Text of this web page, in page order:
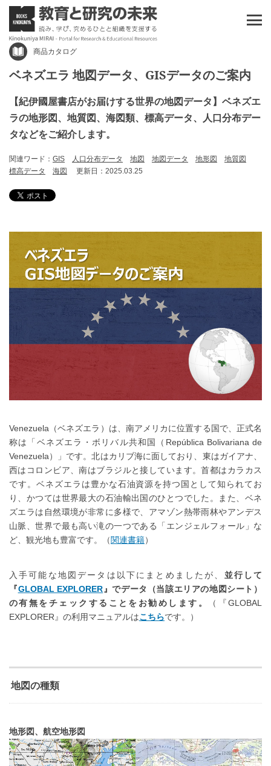
商品カタログ
ベネズエラ 地図データ、GISデータのご案内
【紀伊國屋書店がお届けする世界の地図データ】ベネズエ
ラの地形図、地質図、海図類、標高データ、人口分布デー
タなどをご紹介します。
関連ワード： GIS 人口分布データ 地図 地図データ 地形図
地質図
標高データ
海図 更新日：2025.03.25
Venezuela（ベネズエラ）は、南アメリカに位置する国で、正式名
称は「ベネズエラ・ボリバル共和国（República Bolivariana de
Venezuela）」です。北はカリブ海に面しており、東はガイアナ、
西はコロンビア、南はブラジルと接しています。首都はカラカス
です。ベネズエラは豊かな石油資源を持つ国として知られてお
り、かつては世界最大の石油輸出国のひとつでした。また、ベネ
ズエラは自然環境が非常に多様で、アマゾン熱帯雨林やアンデス
山脈、世界で最も高い滝の一つである「エンジェルフォール」な
ど、観光地も豊富です。（関連書籍）
入手可能な地図データは以下にまとめましたが、 並行して
『GLOBAL EXPLORER 』でデータ（当該エリアの地図シート）
の有無をチェックすることをお勧めします。
（『GLOBAL
EXPLORER』の利用マニュアルはこちらです。）
地図の種類
地形図、航空地形図